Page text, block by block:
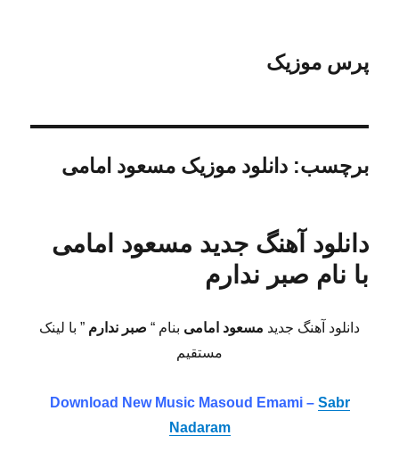
پرس موزیک
برچسب:دانلود موزیک مسعود امامی
دانلود آهنگ جدید مسعود امامی
با نام صبر ندارم
دانلود آهنگ جدید مسعود امامی بنام “ صبر ندارم ” با لینک
مستقیم
Download New Music Masoud Emami – Sabr
Nadaram